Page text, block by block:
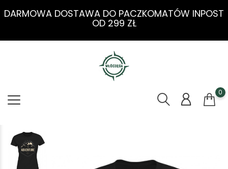
DARMOWA DOSTAWA DO PACZKOMATÓW INPOST
OD 299 ZŁ
0